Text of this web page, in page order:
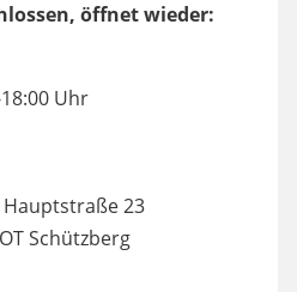
öffnet wieder:
Uhr
23
Schützberg